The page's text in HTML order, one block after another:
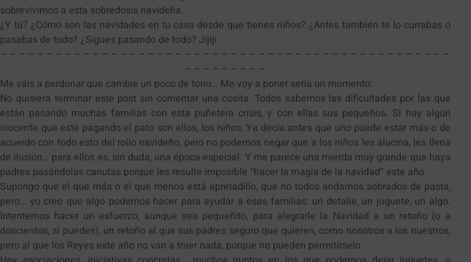
sobrevivimos a esta sobredosis navideña.
¿Y tú? ¿Cómo son las navidades en tu casa desde que tienes niños? ¿Antes también te lo currabas o
pasabas de todo? ¿Sigues pasando de todo? Jijiji
– – – – – – – – – – – – – – – – – – – – – – – – – – – – – – – – – – – – – – – – – – – – – – – – –
– – – – – – – – –
Me váis a perdonar que cambie un poco de tono… Me voy a poner seria un momento:
No quisiera terminar este post sin comentar una cosita. Todos sabemos las dificultades por las que
están pasando muchas familias con esta puñetera crisis, y con ellas sus pequeños. Si hay algún
inocente que esté pagando el pato son ellos, los niños. Ya decía antes que uno puede estar más o de
acuerdo con todo esto del rollo navideño, pero no podemos negar que a los niños les alucina, les llena
de ilusión… para ellos es, sin duda, una época especial. Y me parece una mierda muy grande que haya
padres pasándolas canutas porque les resulte imposible “hacer la magia de la navidad” este año.
Supongo que el que más o el que menos está apretadillo, que no todos andamos sobrados de pasta,
pero… yo creo que algo podemos hacer para ayudar a esas familias: un detalle, un juguete, un algo.
Intentemos hacer un esfuerzo, aunque sea pequeñito, para alegrarle la Navidad a un retoño (o a
doscientos, si puedes), un retoño al que sus padres seguro que quieren, como nosotros a los nuestros,
pero al que los Reyes este año no van a traer nada, porque no pueden permitírselo.